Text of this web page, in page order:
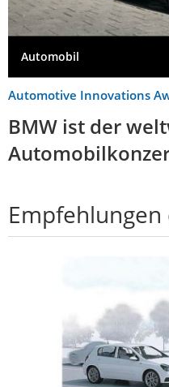
Automobil
Automotive Innovations
BMW ist der
Empfehlungen